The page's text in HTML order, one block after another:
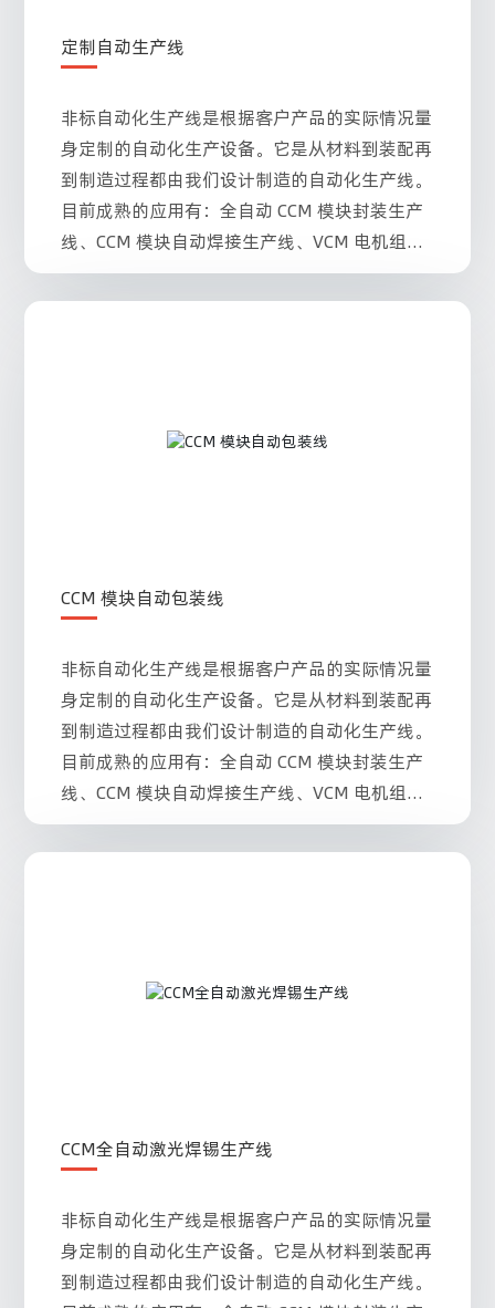
定制自动生产线
非标自动化生产线是根据客户产品的实际情况量
身定制的自动化生产设备。它是从材料到装配再
到制造过程都由我们设计制造的自动化生产线。
目前成熟的应用有：全自动 CCM 模块封装生产
线、CCM 模块自动焊接生产线、VCM 电机组装
生产线、Mini LED 维修生产线。
CCM 模块自动包装线
非标自动化生产线是根据客户产品的实际情况量
身定制的自动化生产设备。它是从材料到装配再
到制造过程都由我们设计制造的自动化生产线。
目前成熟的应用有：全自动 CCM 模块封装生产
线、CCM 模块自动焊接生产线、VCM 电机组装
生产线、Mini LED 维修生产线。
CCM全自动激光焊锡生产线
非标自动化生产线是根据客户产品的实际情况量
身定制的自动化生产设备。它是从材料到装配再
到制造过程都由我们设计制造的自动化生产线。